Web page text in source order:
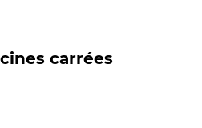
carrées